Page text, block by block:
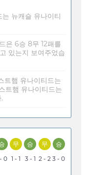
뉴캐슬 유나이티
은 6승 8무 12패를
있는지 보여주었습
트햄 유나이티드는
트햄 유나이티드는
0
무
1 - 1
승
3 - 1
무
2 - 2
승
3 - 0